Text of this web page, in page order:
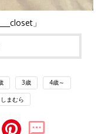
」
3歳 4歳～
しまむら